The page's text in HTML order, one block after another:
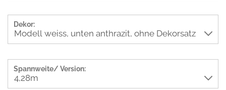
Dekor:
Spannweite/ Version: